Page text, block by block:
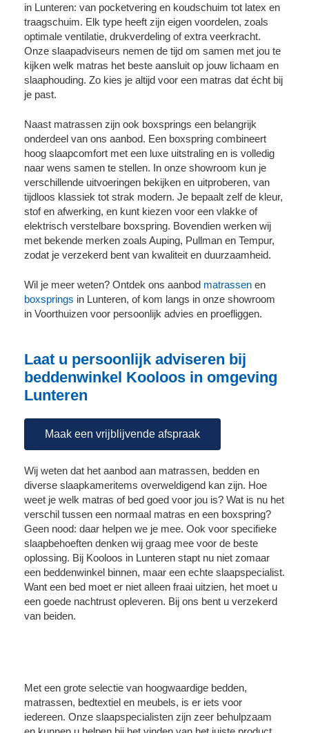
in Lunteren: van pocketvering en koudschuim tot latex en
traagschuim. Elk type heeft zijn eigen voordelen, zoals
optimale ventilatie, drukverdeling of extra veerkracht.
Onze slaapadviseurs nemen de tijd om samen met jou te
kijken welk matras het beste aansluit op jouw lichaam en
slaaphouding. Zo kies je altijd voor een matras dat écht bij
je past.
Naast matrassen zijn ook boxsprings een belangrijk
onderdeel van ons aanbod. Een boxspring combineert
hoog slaapcomfort met een luxe uitstraling en is volledig
naar wens samen te stellen. In onze showroom kun je
verschillende uitvoeringen bekijken en uitproberen, van
tijdloos klassiek tot strak modern. Je bepaalt zelf de kleur,
stof en afwerking, en kunt kiezen voor een vlakke of
elektrisch verstelbare boxspring. Bovendien werken wij
met bekende merken zoals Auping, Pullman en Tempur,
zodat je verzekerd bent van kwaliteit en duurzaamheid.
Wil je meer weten? Ontdek ons aanbod matrassen en
boxsprings in Lunteren, of kom langs in onze showroom
in Voorthuizen voor persoonlijk advies en proefliggen.
Laat u persoonlijk adviseren bij
beddenwinkel Kooloos in omgeving
Lunteren
Maak een vrijblijvende afspraak
Wij weten dat het aanbod aan matrassen, bedden en
diverse slaapkameritems overweldigend kan zijn. Hoe
weet je welk matras of bed goed voor jou is? Wat is nu het
verschil tussen een normaal matras en een boxspring?
Geen nood: daar helpen we je mee. Ook voor specifieke
slaapbehoeften denken wij graag mee voor de beste
oplossing. Bij Kooloos in Lunteren stapt nu niet zomaar
een beddenwinkel binnen, maar een echte slaapspecialist.
Want een bed moet er niet alleen fraai uitzien, het moet u
een goede nachtrust opleveren. Bij ons bent u verzekerd
van beiden.
Met een grote selectie van hoogwaardige bedden,
matrassen, bedtextiel en meubels, is er iets voor
iedereen. Onze slaapspecialisten zijn zeer behulpzaam